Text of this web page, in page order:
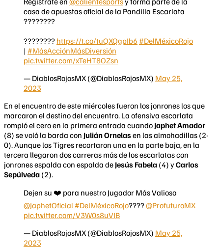
casa de apuestas oficial de la Pandilla Escarlata
????????
???????? https://t.co/tuQXQgpIb6 #DelMéxicoRojo
| #MásAcciónMásDiversión
pic.twitter.com/xTeHT8OZsn
— DiablosRojosMX (@DiablosRojosMX) May 25,
2023
En el encuentro de este miércoles fueron los jonrones los que
marcaron el destino del encuentro. La ofensiva escarlata
rompió el cero en la primera entrada cuando Japhet Amador
(8) se voló la barda con Julián Ornelasen las almohadillas (2-
0). Aunque los Tigres recortaron una en la parte baja, en la
tercera llegaron dos carreras más de los escarlatas con
jonrones espalda con espalda de Jesús Fabela (4) yCarlos
Sepúlveda (2).
Dejen su ❤️ para nuestro Jugador Más Valioso
@JaphetOficial #DelMéxicoRojo????@ProfuturoMX
pic.twitter.com/V3W0s8uVIB
— DiablosRojosMX (@DiablosRojosMX) May 25,
2023